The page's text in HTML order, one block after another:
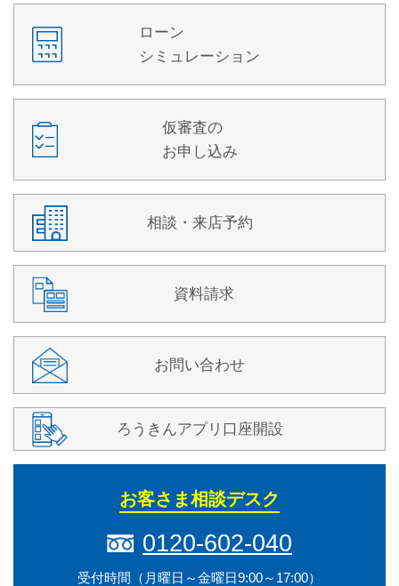
ローン
シミュレーション
仮審査の
お申し込み
相談・来店予約
資料請求
お問い合わせ
ろうきんアプリ口座開設
お客さま相談デスク
0120-602-040
受付時間（月曜日～金曜日9:00～17:00）